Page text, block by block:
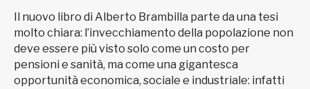
Il nuovo libro di Alberto Brambilla parte da una tesi
molto chiara: l’invecchiamento della popolazione non
deve essere più visto solo come un costo per
pensioni e sanità, ma come una gigantesca
opportunità economica, sociale e industriale: infatti